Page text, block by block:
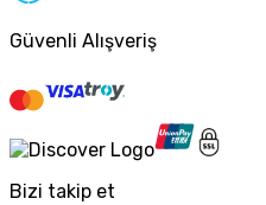
Güvenli Alışveriş
Bizi takip et